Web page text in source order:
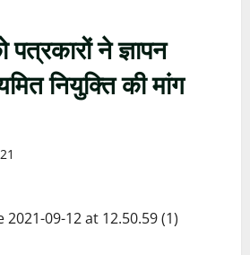
ने ज्ञापन
नियुक्ति की मांग